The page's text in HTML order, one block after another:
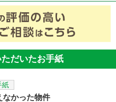
だいたお手紙
紙
なかった物件